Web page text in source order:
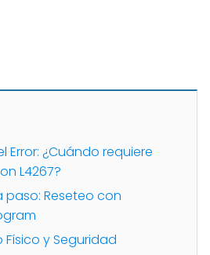
Error: ¿Cuándo requiere
L4267?
paso: Reseteo con
y Seguridad